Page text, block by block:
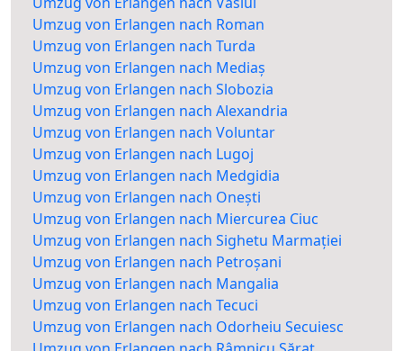
Umzug von Erlangen nach Roman
Umzug von Erlangen nach Turda
Umzug von Erlangen nach Mediaș
Umzug von Erlangen nach Slobozia
Umzug von Erlangen nach Alexandria
Umzug von Erlangen nach Voluntar
Umzug von Erlangen nach Lugoj
Umzug von Erlangen nach Medgidia
Umzug von Erlangen nach Onești
Umzug von Erlangen nach Miercurea Ciuc
Umzug von Erlangen nach Sighetu Marmației
Umzug von Erlangen nach Petroșani
Umzug von Erlangen nach Mangalia
Umzug von Erlangen nach Tecuci
Umzug von Erlangen nach Odorheiu Secuiesc